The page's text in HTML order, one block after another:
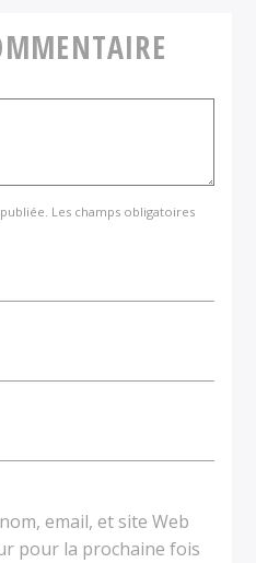
Les champs obligatoires
email, et site Web
pour la prochaine fois